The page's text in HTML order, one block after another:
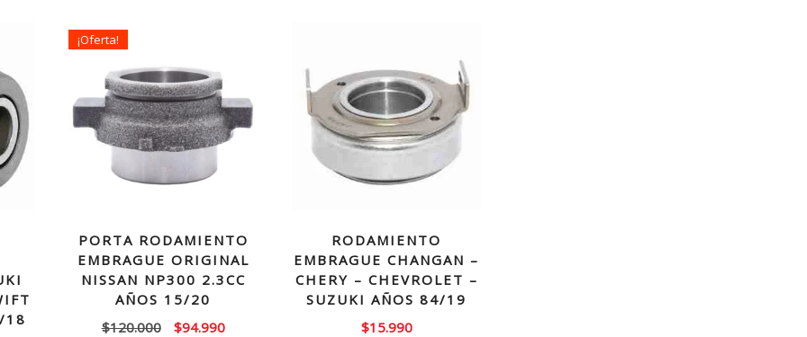
18
¡Oferta!
PORTA RODAMIENTO
EMBRAGUE ORIGINAL
NISSAN NP300 2.3CC
AÑOS 15/20
$120.000
El
$94.990El
RODAMIENTO
EMBRAGUE CHANGAN –
CHERY – CHEVROLET –
SUZUKI AÑOS 84/19
$15.990